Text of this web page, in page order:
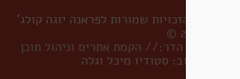
כל הזכויות שמורות לפראנה יוגה קולג'
2023 ©
אטי הדר:// הקמת אתרים וניהול תוכן
עיצוב: סטודיו מיכל וגלה